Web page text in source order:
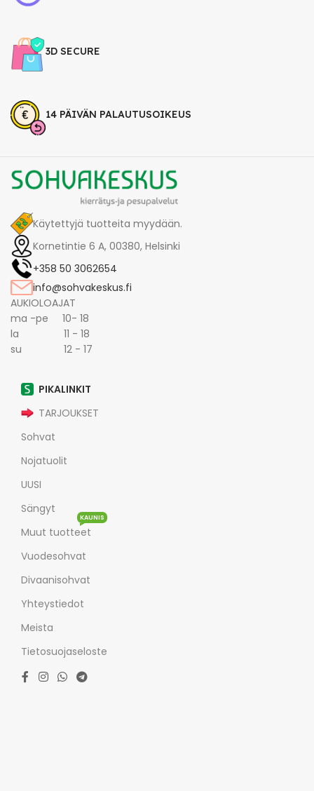
3D SECURE
14 PÄIVÄN PALAUTUSOIKEUS
Käytettyjä tuotteita myydään.
Kornetintie 6 A, 00380, Helsinki
+358 50 3062654
info@sohvakeskus.fi
AUKIOLOAJAT
ma -pe 10- 18
la 11 - 18
su 12 - 17
PIKALINKIT
TARJOUKSET
Sohvat
Nojatuolit
UUSI
Sängyt
Muut tuotteet
KAUNIS
Vuodesohvat
Divaanisohvat
Yhteystiedot
Meista
Tietosuojaseloste